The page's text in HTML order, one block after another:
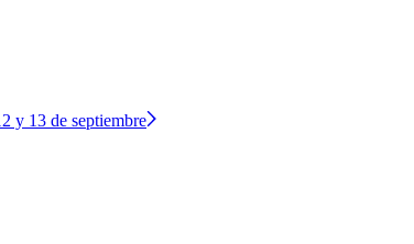
y 13 de septiembre